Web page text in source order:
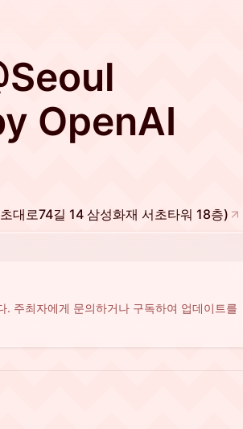
OpenAI
대로74길 14 삼성화재 서초타워 18층)
주최자에게 문의하거나 구독하여 업데이트를